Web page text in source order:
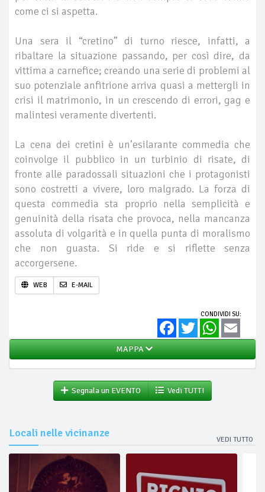
come ci si aspetta.
Una sera il “cretino” di turno riesce, infatti, a
ribaltare la situazione passando, per così dire, da
vittima a carnefice; creando una serie di problemi al
suo potenziale anfitrione arriva quasi a mettergli in
crisi il matrimonio, in un crescendo di errori, gag e
malintesi veramente divertenti.
La cena dei cretini è un’esilarante commedia che
coinvolge il pubblico in un turbinio di risate, di
fronte alle paradossali situazioni che i protagonisti
sono costretti a vivere, loro malgrado. La forza di
questa commedia sta proprio nella semplicità e
genuinità della risata che provoca, nella mancanza
assoluta di volgarità e in quella punta di moralismo
che non guasta. Si ride e si riflette senza
accorgersene.
WEB E-MAIL
CONDIVIDI SU:
FacebookTwitter WhatsApp
MAPPA
Segnala un EVENTO Vedi TUTTI
Locali nelle vicinanze
VEDI TUTTO